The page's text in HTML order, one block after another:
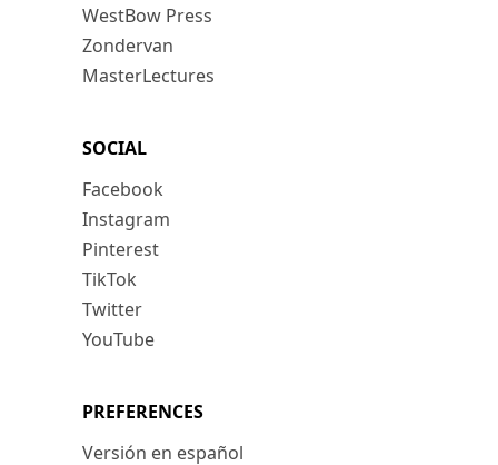
WestBow Press
Zondervan
MasterLectures
SOCIAL
Facebook
Instagram
Pinterest
TikTok
Twitter
YouTube
PREFERENCES
Versión en español